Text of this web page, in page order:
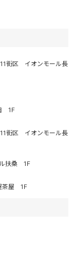
街区 イオンモール長
1F
街区 イオンモール長
扶桑 1F
茶屋 1F